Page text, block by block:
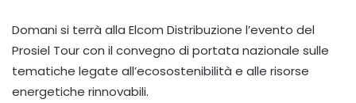
Domani si terrà alla Elcom Distribuzione l’evento del
Prosiel Tour con il convegno di portata nazionale sulle
tematiche legate all’ecosostenibilità e alle risorse
energetiche rinnovabili.